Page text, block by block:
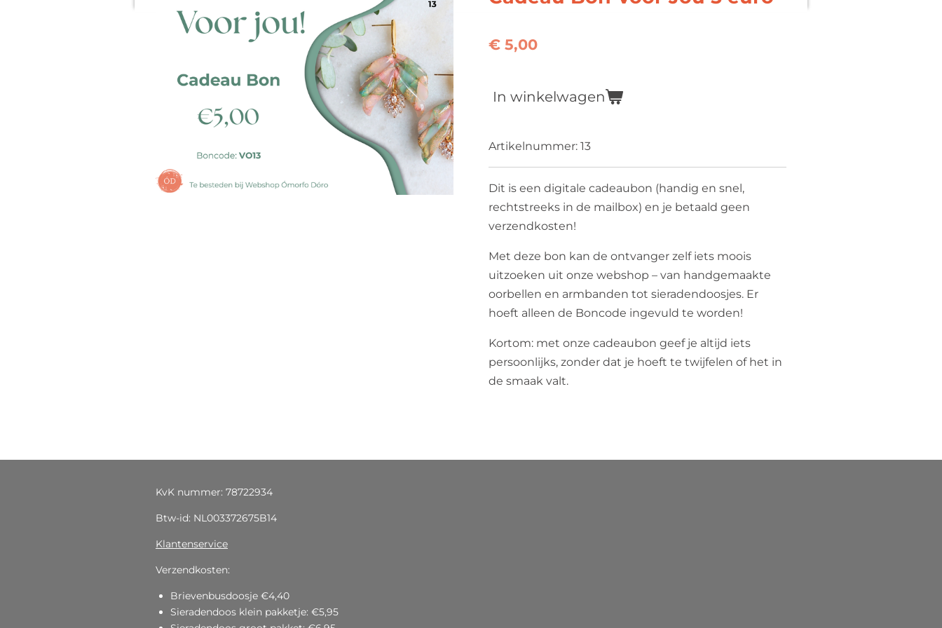
€ 5,00
In winkelwagen
Artikelnummer: 13
Dit is een digitale cadeaubon (handig en snel,
rechtstreeks in de mailbox) en je betaald geen
verzendkosten!
Met deze bon kan de ontvanger zelf iets moois
uitzoeken uit onze webshop – van handgemaakte
oorbellen en armbanden tot sieradendoosjes. Er
hoeft alleen de Boncode ingevuld te worden!
Kortom: met onze cadeaubon geef je altijd iets
persoonlijks, zonder dat je hoeft te twijfelen of het in
de smaak valt.
KvK nummer: 78722934
Btw-id: NL003372675B14
Klantenservice
Verzendkosten:
Brievenbusdoosje €4,40
Sieradendoos klein pakketje: €5,95